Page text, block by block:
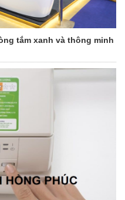
tắm xanh và thông minh